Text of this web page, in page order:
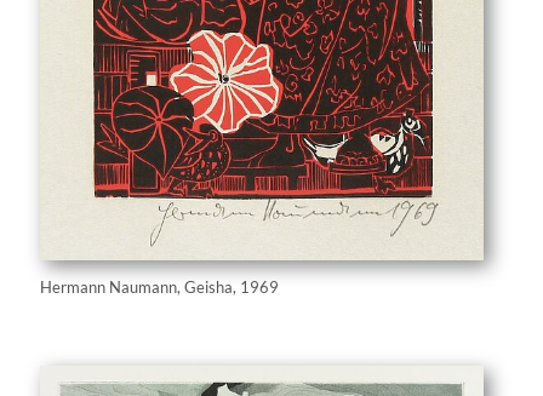
Hermann Naumann, Geisha, 1969